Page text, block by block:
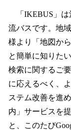
「IKEBUS」は
流バスです。地
様より「地図か
と簡単に知りた
検索に関するご
に応えるべく、
ステム改善を進
内」サービスを
と、このたび